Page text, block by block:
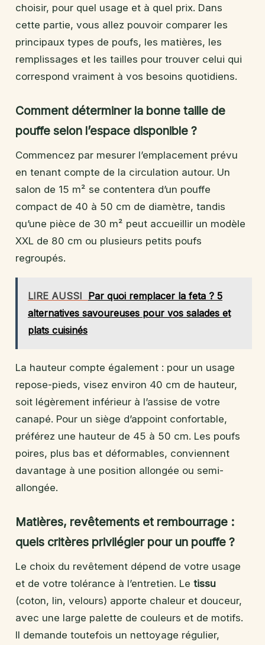
choisir, pour quel usage et à quel prix. Dans
cette partie, vous allez pouvoir comparer les
principaux types de poufs, les matières, les
remplissages et les tailles pour trouver celui qui
correspond vraiment à vos besoins quotidiens.
Comment déterminer la bonne taille de
pouffe selon l’espace disponible ?
Commencez par mesurer l’emplacement prévu
en tenant compte de la circulation autour. Un
salon de 15 m² se contentera d’un pouffe
compact de 40 à 50 cm de diamètre, tandis
qu’une pièce de 30 m² peut accueillir un modèle
XXL de 80 cm ou plusieurs petits poufs
regroupés.
LIRE AUSSI Par quoi remplacer la feta ? 5
alternatives savoureuses pour vos salades et
plats cuisinés
La hauteur compte également : pour un usage
repose-pieds, visez environ 40 cm de hauteur,
soit légèrement inférieur à l’assise de votre
canapé. Pour un siège d’appoint confortable,
préférez une hauteur de 45 à 50 cm. Les poufs
poires, plus bas et déformables, conviennent
davantage à une position allongée ou semi-
allongée.
Matières, revêtements et rembourrage :
quels critères privilégier pour un pouffe ?
Le choix du revêtement dépend de votre usage
et de votre tolérance à l’entretien. Le tissu
(coton, lin, velours) apporte chaleur et douceur,
avec une large palette de couleurs et de motifs.
Il demande toutefois un nettoyage régulier,